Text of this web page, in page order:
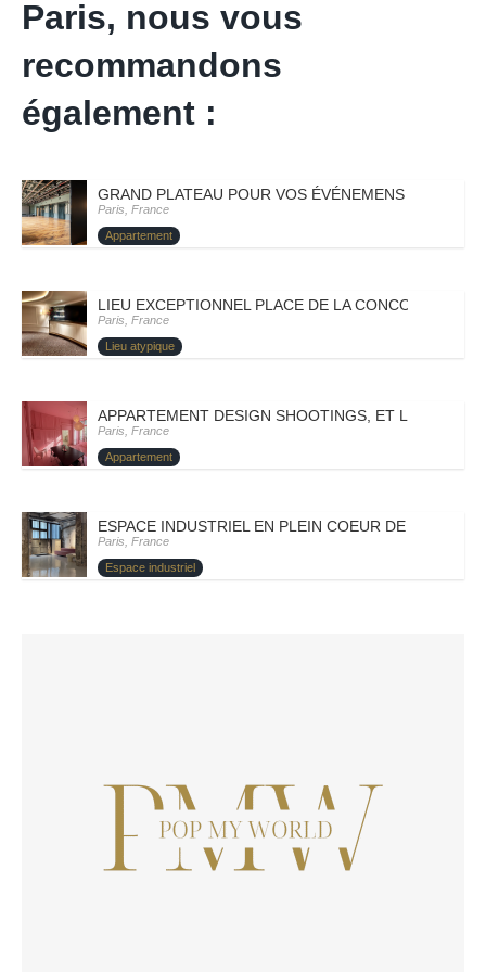
Paris, nous vous
recommandons
également :
GRAND PLATEAU POUR VOS ÉVÉNEMENS – PARIS
Paris, France
Appartement
LIEU EXCEPTIONNEL PLACE DE LA CONCORDE –
Paris, France
Lieu atypique
APPARTEMENT DESIGN SHOOTINGS, ET
Paris, France
Appartement
ESPACE INDUSTRIEL EN PLEIN COEUR DE PARIS –
Paris, France
Espace industriel